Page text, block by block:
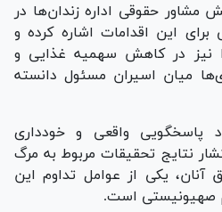
حقوقی اداره زندان‌ها در
این اقدامات اشاره کرده و
نیز در کاهش سهمیه غذایی و
میان اسیران مسئول دانسته
پاسخگویی واقعی و خودداری
نتایج تحقیقات مربوط به مرگ
یکی از عوامل تداوم این
صهیونیستی است.